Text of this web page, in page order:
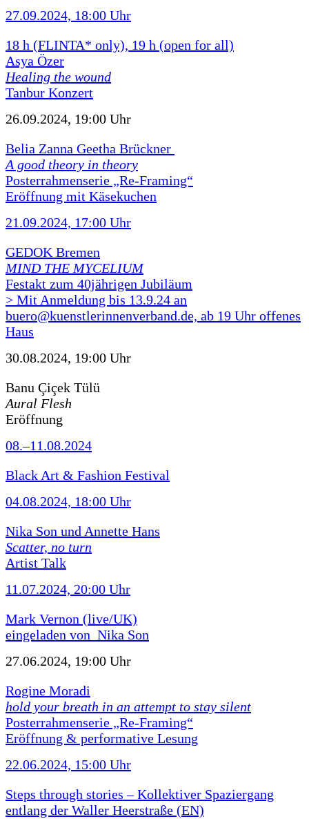
27.09.2024, 18:00 Uhr
18 h (FLINTA* only), 19 h (open for all)
Asya Özer
Healing the wound
Tanbur Konzert
26.09.2024, 19:00 Uhr
Belia Zanna Geetha Brückner
A good theory in theory
Posterrahmenserie „Re-Framing“
Eröffnung mit Käsekuchen
21.09.2024, 17:00 Uhr
GEDOK Bremen
MIND THE MYCELIUM
Festakt zum 40jährigen Jubiläum
> Mit Anmeldung bis 13.9.24 an
buero@kuenstlerinnenverband.de, ab 19 Uhr offenes
Haus
30.08.2024, 19:00 Uhr
Banu Çiçek Tülü
Aural Flesh
Eröffnung
08.–11.08.2024
Black Art & Fashion Festival
04.08.2024, 18:00 Uhr
Nika Son und Annette Hans
Scatter, no turn
Artist Talk
11.07.2024, 20:00 Uhr
Mark Vernon (live/UK)
eingeladen von Nika Son
27.06.2024, 19:00 Uhr
Rogine Moradi
hold your breath in an attempt to stay silent
Posterrahmenserie „Re-Framing“
Eröffnung & performative Lesung
22.06.2024, 15:00 Uhr
Steps through stories – Kollektiver Spaziergang
entlang der Waller Heerstraße (EN)